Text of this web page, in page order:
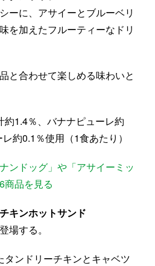
ーに、アサイーとブルーベリ
を加えたフルーティーなドリ
と合わせて楽しめる味わいと
1.4％、バナナピューレ約
約0.1％使用（1食あたり）
ンドッグ」や「アサイーミッ
商品を見る
キンホットサンド
場する。
ンドリーチキンとキャベツ